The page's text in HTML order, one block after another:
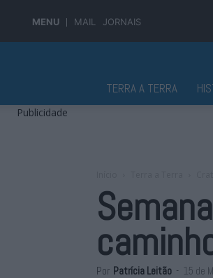
MENU MAIL JORNAIS
TERRA A TERRA
Publicidade
Por Patrícia Leitão - 15 de